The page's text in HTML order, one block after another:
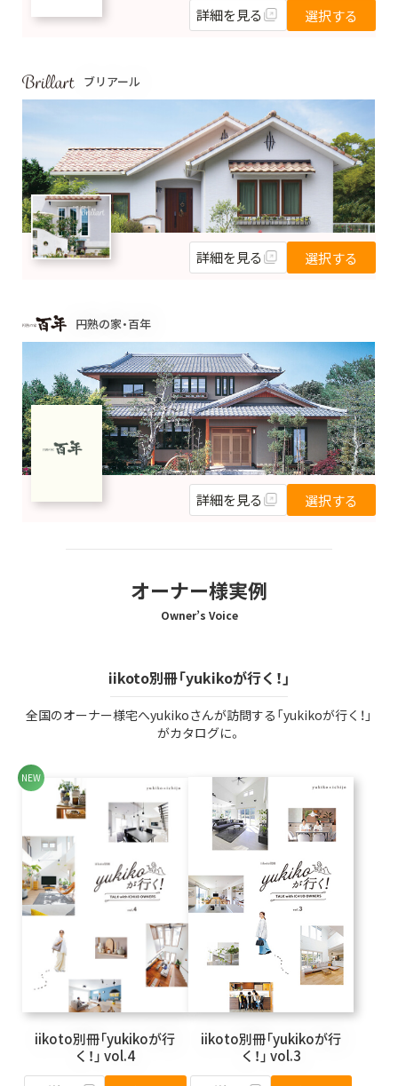
詳細を見る 選択する
ブリアール
詳細を見る 選択する
円熟の家・百年
詳細を見る 選択する
オーナー様実例
Owner’s Voice
iikoto別冊「yukikoが行く！」
全国のオーナー様宅へyukikoさんが訪問する「yukikoが行く！」
がカタログに。
iikoto別冊「yukikoが行
く！」 vol.4
iikoto別冊「yukikoが行
く！」 vol.3